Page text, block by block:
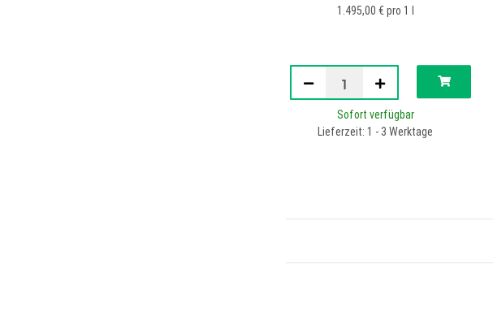
1.495,00 € pro 1 l
Sofort verfügbar
Lieferzeit: 1 - 3 Werktage